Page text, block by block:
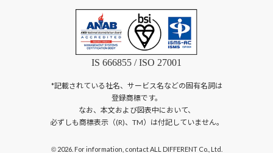
IS 666855 / ISO 27001
*記載されている社名、サービス名などの固有名詞は
登録商標です。
なお、本文および図表中において、
必ずしも商標表示（(R)、TM）は付記していません。
©2026. For information, contact ALL DIFFERENT Co., Ltd.